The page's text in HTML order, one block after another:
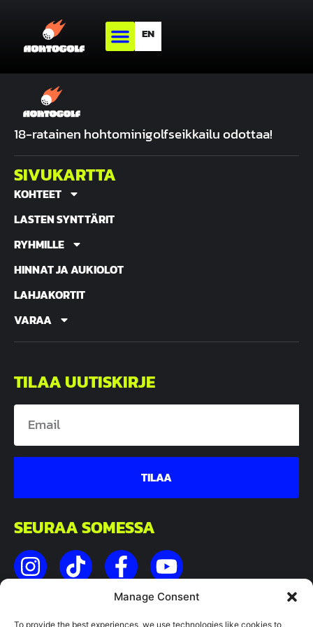
Manage Consent
To provide the best experiences, we use technologies like cookies to
EN
18-ratainen hohtominigolfseikkailu odottaa!
SIVUKARTTA
KOHTEET
LASTEN SYNTTÄRIT
RYHMILLE
HINNAT JA AUKIOLOT
LAHJAKORTIT
VARAA
TILAA UUTISKIRJE
TILAA
SEURAA SOMESSA
KAIKKI OIKEUDET PIDÄTETÄÄN.